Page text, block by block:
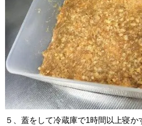
５、蓋をして冷蔵庫で1時間以上寝か